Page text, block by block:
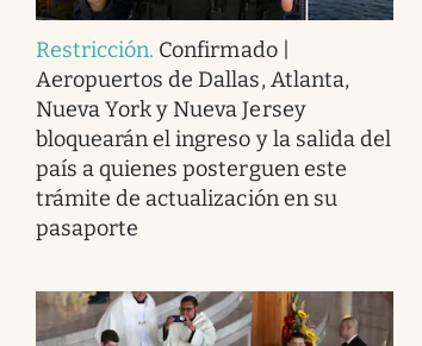
Restricción. Confirmado |
Aeropuertos de Dallas, Atlanta,
Nueva York y Nueva Jersey
bloquearán el ingreso y la salida del
país a quienes posterguen este
trámite de actualización en su
pasaporte